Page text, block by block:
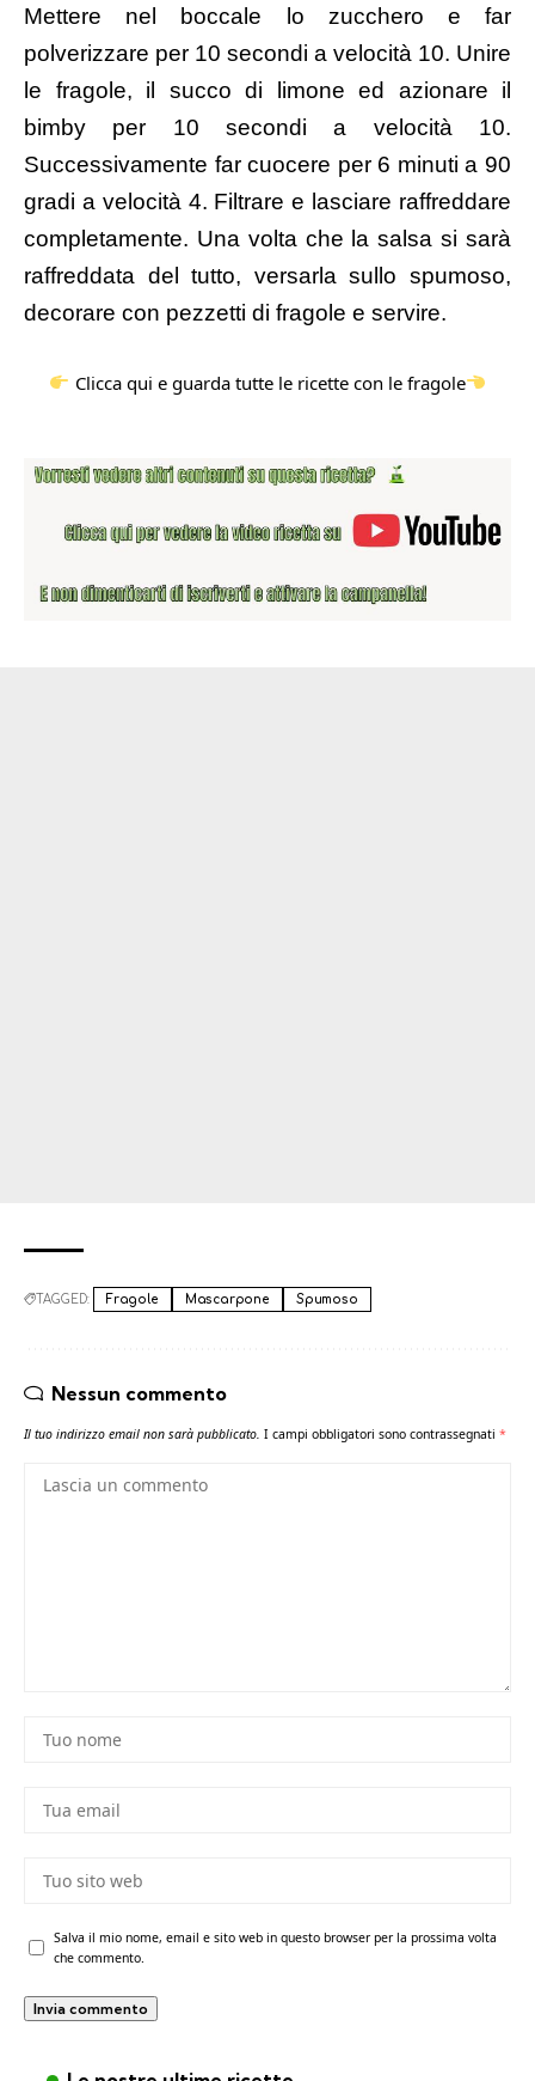
Mettere nel boccale lo zucchero e far
polverizzare per 10 secondi a velocità 10. Unire
le fragole, il succo di limone ed azionare il
bimby per 10 secondi a velocità 10.
Successivamente far cuocere per 6 minuti a 90
gradi a velocità 4. Filtrare e lasciare raffreddare
completamente. Una volta che la salsa si sarà
raffreddata del tutto, versarla sullo spumoso,
decorare con pezzetti di fragole e servire.
Clicca qui e guarda tutte le ricette con le fragole
TAGGED: Fragole Mascarpone Spumoso
Nessun commento
Il tuo indirizzo email non sarà pubblicato. I campi obbligatori sono contrassegnati *
Salva il mio nome, email e sito web in questo browser per la prossima volta
che commento.